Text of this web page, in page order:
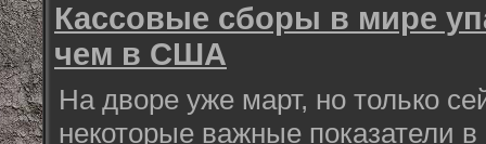
Кассовые сборы в мире
чем в США
На дворе уже март, но только
некоторые важные показатели в